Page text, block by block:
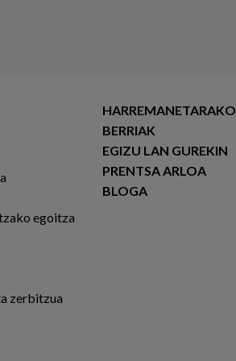
egoitza
zerbitzua
HARREMANETARAKO
BERRIAK
EGIZU LAN GUREKIN
PRENTSA ARLOA
BLOGA